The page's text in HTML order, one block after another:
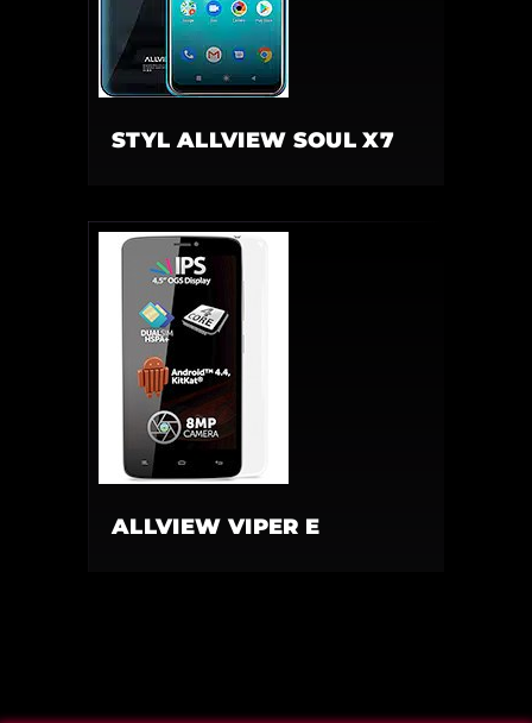
STYL ALLVIEW SOUL X7
ALLVIEW VIPER E